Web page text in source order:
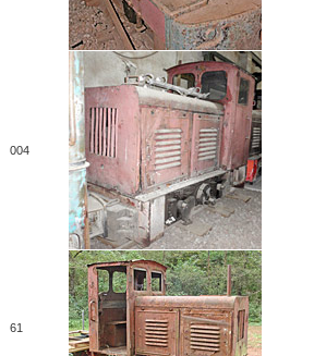
004
61